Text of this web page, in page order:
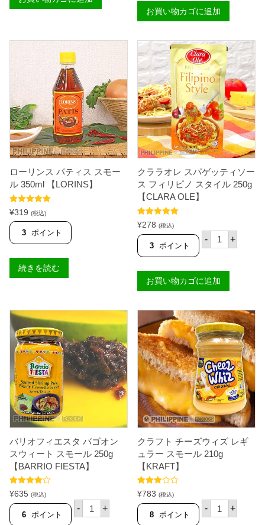
ソ
1
0
0
0
m
l
【
M
A
R
C
A
テ
ト
マ
ソ
ー
ス
オ
リ
ジ
ナ
ル
ス
タ
イ
ル
2
0
g
【
M
N
T
O
T
O
S
A
U
C
E
】
個
お買い物カゴに追加
ローリンス パティス スモー
ル 350ml 【LORINS】
5段階中5.00
の評価
¥319 (税込)
3 ポイント
続きを読む
クララオレ スパゲッティソー
ス フィリピノ スタイル 250g
【CLARA OLE】
5段階中5.00
の評価
¥278 (税込)
3 ポイント
- ク
ラ
レ
ス
パ
ッ
テ
ィ
ソ
ー
ス
フ
ィ
リ
ピ
ノ
ス
タ
ル
2
C
A
+
お買い物カゴに追加
バリオフィエスタ バゴオン
スウィート スモール 250g
【BARRIO FIESTA】
5段階中
4.50 の評価
¥635 (税込)
6 ポイント
- バ
リ
+
クラフト チーズウィズ レギ
ュラー スモール 210g
【KRAFT】
5段階中
3.88 の評
価
¥783 (税込)
8 ポイント
- ク
ラ
+